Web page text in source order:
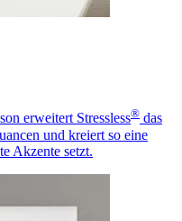
erweitert Stressless® das
und kreiert so eine
Akzente setzt.